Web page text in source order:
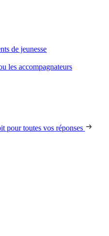
de jeunesse
les accompagnateurs
pour toutes vos réponses